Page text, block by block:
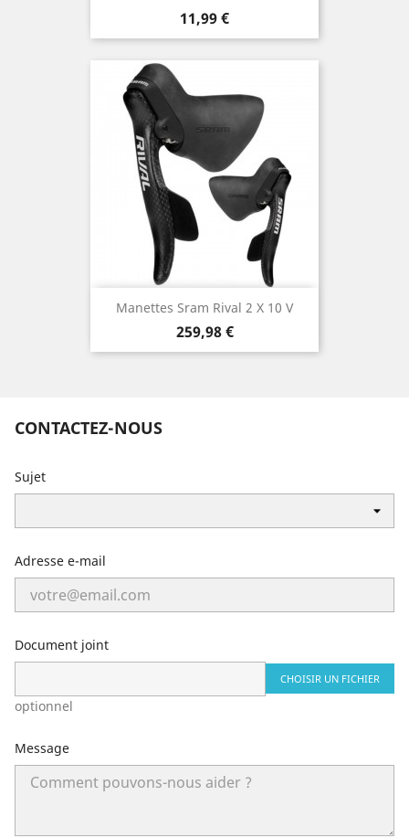
Prix
11,99 €
Manettes Sram Rival 2 X 10 V
Prix
259,98 €
CONTACTEZ-NOUS
Sujet
Adresse e-mail
Document joint
CHOISIR UN FICHIER
optionnel
Message